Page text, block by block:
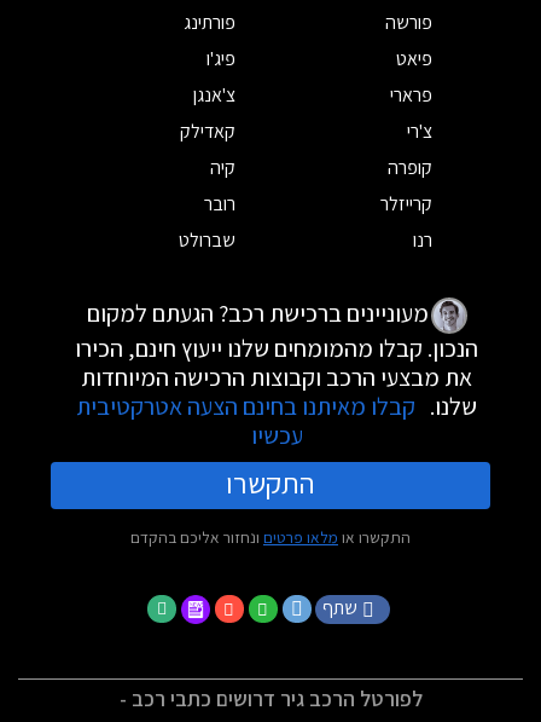
פורשה
פורתינג
פיאט
פיג'ו
פרארי
צ'אנגן
צ'רי
קאדילק
קופרה
קיה
קרייזלר
רובר
רנו
שברולט
מעוניינים ברכישת רכב? הגעתם למקום
הנכון. קבלו מהמומחים שלנו ייעוץ חינם, הכירו
את מבצעי הרכב וקבוצות הרכישה המיוחדות
שלנו. קבלו מאיתנו בחינם הצעה אטרקטיבית
עכשיו
התקשרו
התקשרו או מלאו פרטים ונחזור אליכם בהקדם
שתף
לפורטל הרכב גיר דרושים כתבי רכב -